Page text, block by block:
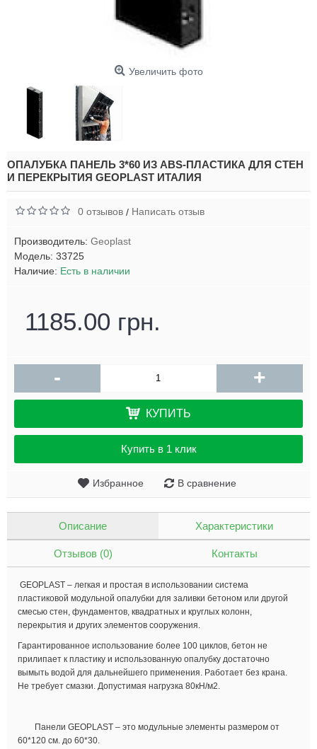
Увеличить фото
ОПАЛУБКА ПАНЕЛЬ 3*60 ИЗ ABS-ПЛАСТИКА ДЛЯ СТЕН
И ПЕРЕКРЫТИЯ GEOPLAST ИТАЛИЯ
0 отзывов / Написать отзыв
Производитель: Geoplast
Модель: 33725
Наличие: Есть в наличии
1185.00 грн.
- +
КУПИТЬ
Купить в 1 клик
Избранное В сравнение
Описание Характеристики
Отзывов (0) Контакты
GEOPLAST – легкая и простая в использовании система
пластиковой модульной опалубки для заливки бетоном или другой
смесью стен, фундаментов, квадратных и круглых колонн,
перекрытия и других элементов сооружения.
Гарантированное использование более 100 циклов, бетон не
прилипает к пластику и использованную опалубку достаточно
вымыть водой для дальнейшего применения. Работает без крана.
Не требует смазки. Допустимая нагрузка 80кН/м2.
Панели GEOPLAST – это модульные элементы размером от
60*120 см. до 60*30.